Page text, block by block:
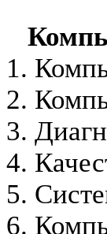
1.
2.
3.
4.
5.
6.